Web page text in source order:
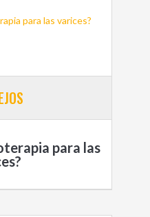
para las